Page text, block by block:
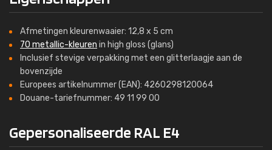
Afmetingen kleurenwaaier: 12,8 x 5 cm
70 metallic-kleuren in high gloss (glans)
Inclusief stevige verpakking met een glitterlaagje aan de
bovenzijde
Europees artikelnummer (EAN): 4260298120064
Douane-tariefnummer: 49 11 99 00
Gepersonaliseerde RAL E4